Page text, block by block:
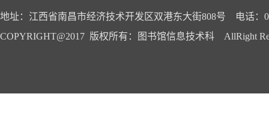
地址：江西省南昌市经济技术开发区双港东大街808号 电话：
COPYRIGHT@2017 版权所有：图书馆信息技术科 AllRight